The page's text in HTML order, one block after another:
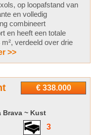
op loopafstand van
en volledig
combineert
en heeft een totale
verdeeld over drie
>>
€ 338.000
Brava ~ Kust
3